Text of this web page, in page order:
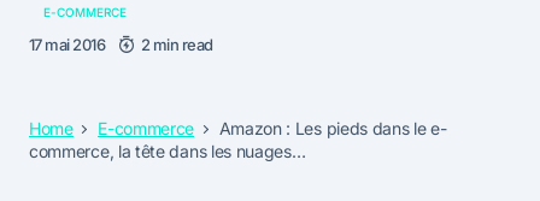
E-COMMERCE
17 mai 2016 2 min read
Home E-commerce
Amazon : Les pieds dans le e-
commerce, la tête dans les nuages…